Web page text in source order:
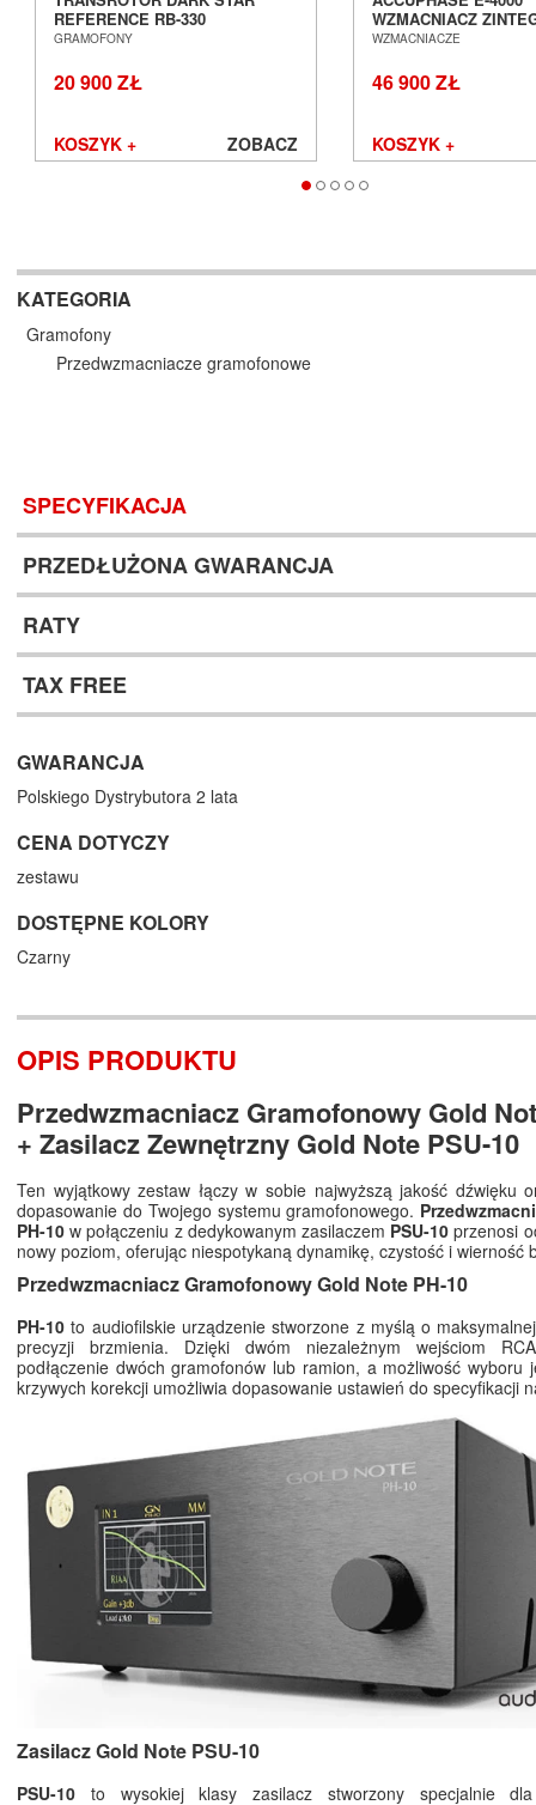
REFERENCE RB-330
GRAMOFON ANALOGOWY
GRAMOFONY
20 900 ZŁ
KOSZYK + ZOBACZ
WZMACNIACZ
SALON POZNAŃ
WZMACNIACZE
46 900 ZŁ
KOSZYK +
KATEGORIA
Gramofony
Przedwzmacniacze gramofonowe
SPECYFIKACJA
PRZEDŁUŻONA GWARANCJA
RATY
TAX FREE
GWARANCJA
Polskiego Dystrybutora 2 lata
CENA DOTYCZY
zestawu
DOSTĘPNE KOLORY
Czarny
OPIS PRODUKTU
Przedwzmacniacz Gramofonowy Gold
+ Zasilacz Zewnętrzny Gold Note PSU-10
Ten wyjątkowy zestaw łączy w sobie najwyższą jakość dźwięku
dopasowanie do Twojego systemu gramofonowego.
PH-10 w połączeniu z dedykowanym zasilaczem PSU-10 przenosi
nowy poziom, oferując niespotykaną dynamikę, czystość i wierność
Przedwzmacniacz Gramofonowy Gold Note PH-10
PH-10 to audiofilskie urządzenie stworzone z myślą o
precyzji brzmienia. Dzięki dwóm niezależnym wejściom
podłączenie dwóch gramofonów lub ramion, a możliwość wyboru
krzywych korekcji umożliwia dopasowanie ustawień do specyfikacji
Zasilacz Gold Note PSU-10
PSU-10 to wysokiej klasy zasilacz stworzony specjalnie